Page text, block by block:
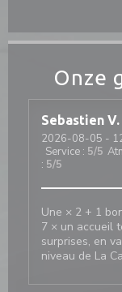
Onze
Sebastien V
2026-08-05 -
Service : 5/5
: 5/5
Une × 2 + 1
7 × un accueil
surprises, en
niveau de La